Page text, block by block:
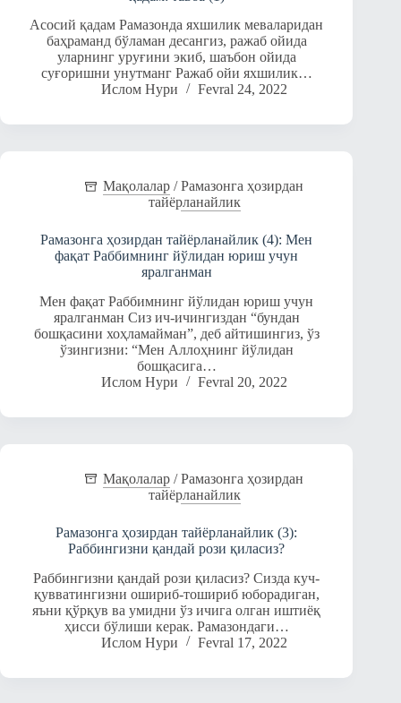
Асосий қадам Рамазонда яхшилик меваларидан
баҳраманд бўламан десангиз, ражаб ойида
уларнинг уруғини экиб, шаъбон ойида
суғоришни унутманг Ражаб ойи яхшилик…
Ислом Нури
Fevral 24, 2022
Мақолалар /Рамазонга ҳозирдан
тайёрланайлик
Рамазонга ҳозирдан тайёрланайлик (4): Мен
фақат Раббимнинг йўлидан юриш учун
яралганман
Мен фақат Раббимнинг йўлидан юриш учун
яралганман Сиз ич-ичингиздан “бундан
бошқасини хоҳламайман”, деб айтишингиз, ўз
ўзингизни: “Мен Аллоҳнинг йўлидан
бошқасига…
Ислом Нури
Fevral 20, 2022
Мақолалар /Рамазонга ҳозирдан
тайёрланайлик
Рамазонга ҳозирдан тайёрланайлик (3):
Раббингизни қандай рози қиласиз?
Раббингизни қандай рози қиласиз? Сизда куч-
қувватингизни ошириб-тошириб юборадиган,
яъни қўрқув ва умидни ўз ичига олган иштиёқ
ҳисси бўлиши керак. Рамазондаги…
Ислом Нури
Fevral 17, 2022